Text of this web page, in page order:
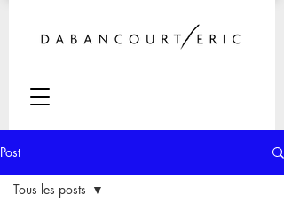
Post
Tous les posts